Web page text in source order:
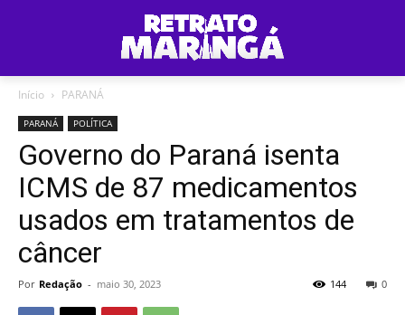
Início PARANÁ
PARANÁ POLÍTICA
Governo do Paraná isenta
ICMS de 87 medicamentos
usados em tratamentos de
câncer
Por Redação - maio 30, 2023 0
144